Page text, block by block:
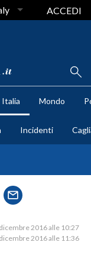
ACCEDI
Italia Mondo
Incidenti
2016 alle 10:27
2016 alle 11:36